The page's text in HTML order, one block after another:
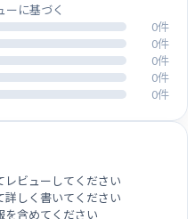
ーに基づく
0件
0件
0件
0件
0件
レビューしてください
詳しく書いてください
を含めてください